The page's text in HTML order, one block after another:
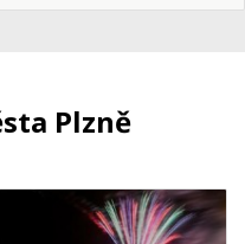
Plzně